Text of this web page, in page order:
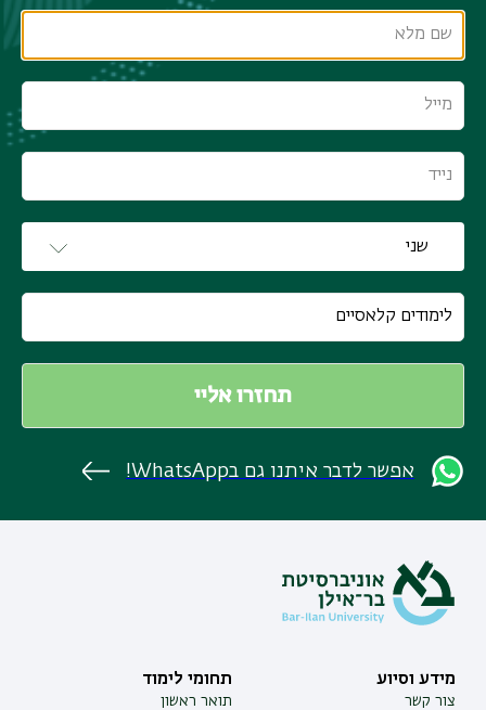
אפשר לדבר איתנו גם בWhatsApp!
מידע וסיוע
צור קשר
תחומי לימוד
תואר ראשון